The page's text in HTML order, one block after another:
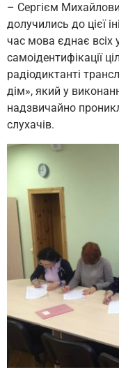
– Сергієм
долучились до цієї
час мова єднає всіх
самоідентифікації
радіодиктанті
дім», який у
надзвичайно
слухачів.